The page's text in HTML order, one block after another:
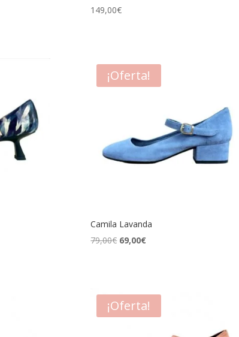
149,00€
¡Oferta!
Camila Lavanda
79,00€ El
79,00€.
69,00€El
69,00€.
¡Oferta!